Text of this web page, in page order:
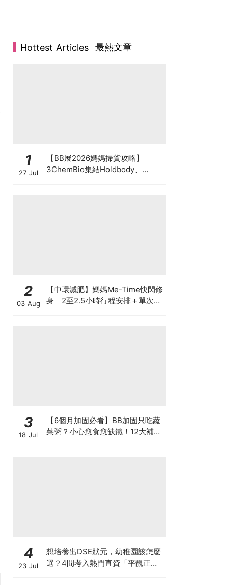
Hottest Articles 最熱文章
1
27 Jul
【BB展2026媽媽掃貨攻略】
3ChemBio集結Holdbody、
2
03 Aug
【中環減肥】媽媽Me-Time快閃修
身｜2至2.5小時行程安排＋單次收
3
18 Jul
【6個月加固必看】BB加固只吃蔬
菜粥？小心愈食愈缺鐵！12大補鐵
4
23 Jul
想培養出DSE狀元，幼稚園該怎麼
選？4間考入熱門直資「平靚正」